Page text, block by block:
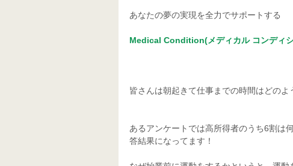
あなたの夢の実現を全力でサポートする
Medical Condition(メディカル コンディ
皆さんは朝起きて仕事までの時間はどのよ
あるアンケートでは高所得者のうち6割は
答結果になってます！